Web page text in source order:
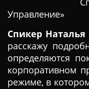
Управление»
Спикер Наталья
расскажу
определяются
корпоративном
режиме, в